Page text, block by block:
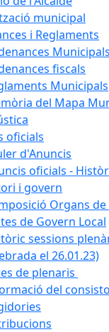
municipal
i Reglaments
Municipals
fiscals
Municipals
del Mapa
oficials
d'Anuncis
oficials -
i govern
Organs
de Govern Local
sessions
el 26.01.23)
de plenaris
del